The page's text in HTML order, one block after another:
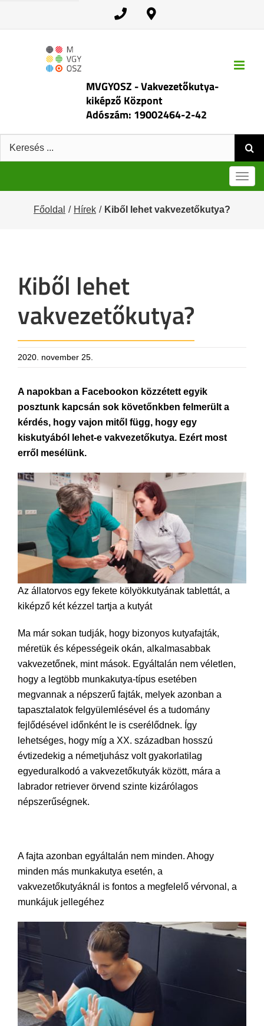
MVGYOSZ - Vakvezetőkutya-
kiképző Központ
Adószám: 19002464-2-42
Keresés:
Főoldal Hírek Kiből lehet vakvezetőkutya?
Kiből lehet
vakvezetőkutya?
2020. november 25.
A napokban a Facebookon közzétett egyik
posztunk kapcsán sok követőnkben felmerült a
kérdés, hogy vajon mitől függ, hogy egy
kiskutyából lehet-e vakvezetőkutya. Ezért most
erről mesélünk.
Az állatorvos egy fekete kölyökkutyának tablettát, a
kiképző két kézzel tartja a kutyát
Ma már sokan tudják, hogy bizonyos kutyafajták,
méretük és képességeik okán, alkalmasabbak
vakvezetőnek, mint mások. Egyáltalán nem véletlen,
hogy a legtöbb munkakutya-típus esetében
megvannak a népszerű fajták, melyek azonban a
tapasztalatok felgyülemlésével és a tudomány
fejlődésével időnként le is cserélődnek. Így
lehetséges, hogy míg a XX. században hosszú
évtizedekig a németjuhász volt gyakorlatilag
egyeduralkodó a vakvezetőkutyák között, mára a
labrador retriever örvend szinte kizárólagos
népszerűségnek.
A fajta azonban egyáltalán nem minden. Ahogy
minden más munkakutya esetén, a
vakvezetőkutyáknál is fontos a megfelelő vérvonal, a
munkájuk jellegéhez